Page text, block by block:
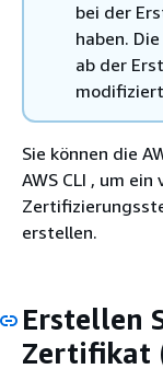
bei der
haben.
ab der
Sie können die
AWS CLI , um
erstellen.
Erstellen
Zertifikat